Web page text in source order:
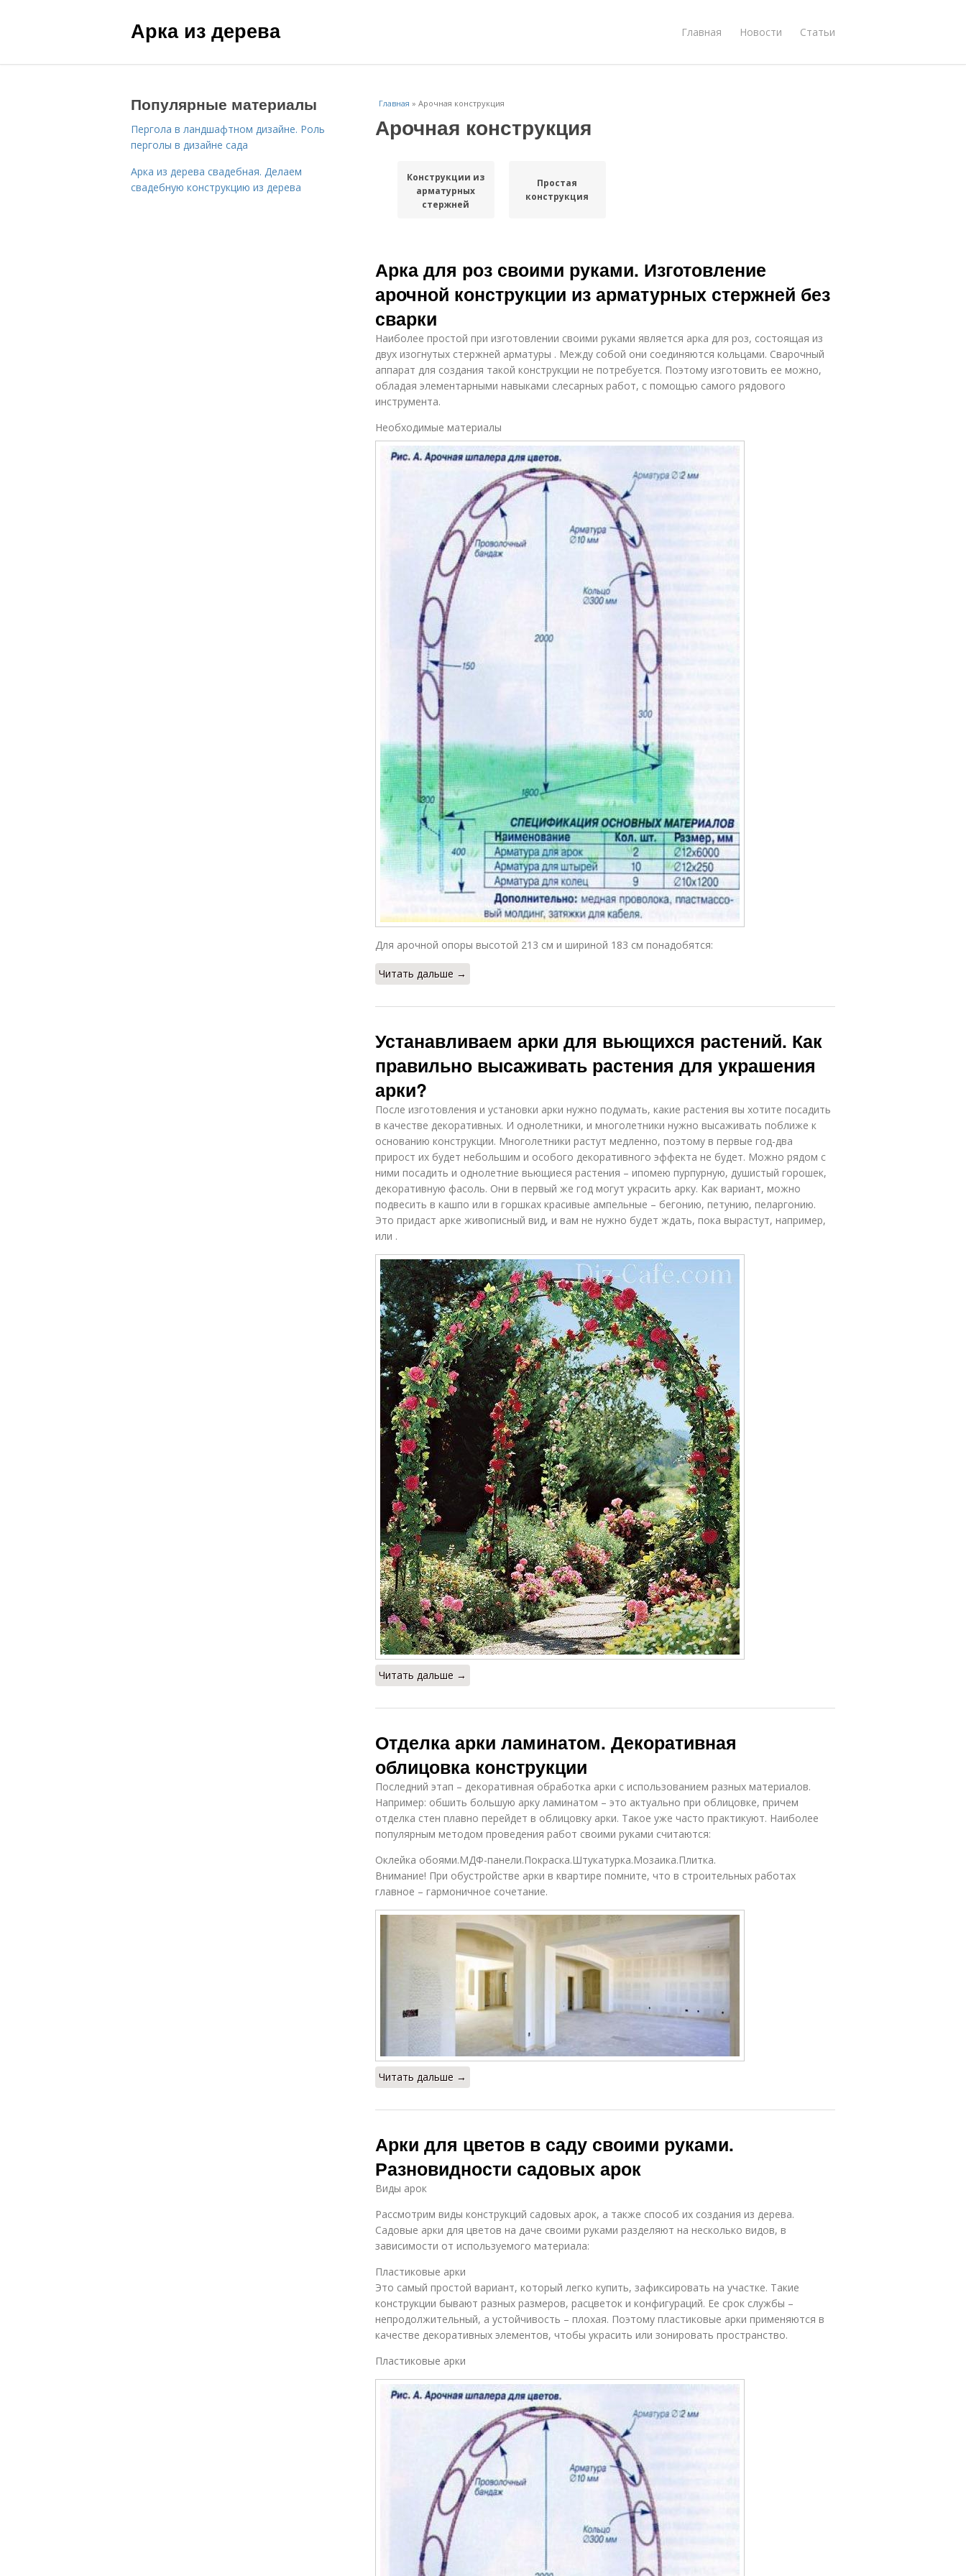
Арка из дерева Главная Новости Статьи
Главная » Арочная конструкция
Арочная конструкция
Конструкции из
арматурных
стержней
Простая
конструкция
Арка для роз своими руками. Изготовление
арочной конструкции из арматурных стержней без
сварки
Наиболее простой при изготовлении своими руками является арка для роз, состоящая из
двух изогнутых стержней арматуры . Между собой они соединяются кольцами. Сварочный
аппарат для создания такой конструкции не потребуется. Поэтому изготовить ее можно,
обладая элементарными навыками слесарных работ, с помощью самого рядового
инструмента.
Необходимые материалы
Для арочной опоры высотой 213 см и шириной 183 см понадобятся:
Читать дальше →
Устанавливаем арки для вьющихся растений. Как
правильно высаживать растения для украшения
арки?
После изготовления и установки арки нужно подумать, какие растения вы хотите посадить
в качестве декоративных. И однолетники, и многолетники нужно высаживать поближе к
основанию конструкции. Многолетники растут медленно, поэтому в первые год-два
прирост их будет небольшим и особого декоративного эффекта не будет. Можно рядом с
ними посадить и однолетние вьющиеся растения – ипомею пурпурную, душистый горошек,
декоративную фасоль. Они в первый же год могут украсить арку. Как вариант, можно
подвесить в кашпо или в горшках красивые ампельные – бегонию, петунию, пеларгонию.
Это придаст арке живописный вид, и вам не нужно будет ждать, пока вырастут, например,
или .
Читать дальше →
Отделка арки ламинатом. Декоративная
облицовка конструкции
Последний этап – декоративная обработка арки с использованием разных материалов.
Например: обшить большую арку ламинатом – это актуально при облицовке, причем
отделка стен плавно перейдет в облицовку арки. Такое уже часто практикуют. Наиболее
популярным методом проведения работ своими руками считаются:
Оклейка обоями.МДФ-панели.Покраска.Штукатурка.Мозаика.Плитка.
Внимание! При обустройстве арки в квартире помните, что в строительных работах
главное – гармоничное сочетание.
Читать дальше →
Арки для цветов в саду своими руками.
Разновидности садовых арок
Виды арок
Рассмотрим виды конструкций садовых арок, а также способ их создания из дерева.
Садовые арки для цветов на даче своими руками разделяют на несколько видов, в
зависимости от используемого материала:
Пластиковые арки
Это самый простой вариант, который легко купить, зафиксировать на участке. Такие
конструкции бывают разных размеров, расцветок и конфигураций. Ее срок службы –
непродолжительный, а устойчивость – плохая. Поэтому пластиковые арки применяются в
качестве декоративных элементов, чтобы украсить или зонировать пространство.
Пластиковые арки
Популярные материалы
Пергола в ландшафтном дизайне. Роль
перголы в дизайне сада
Арка из дерева свадебная. Делаем
свадебную конструкцию из дерева